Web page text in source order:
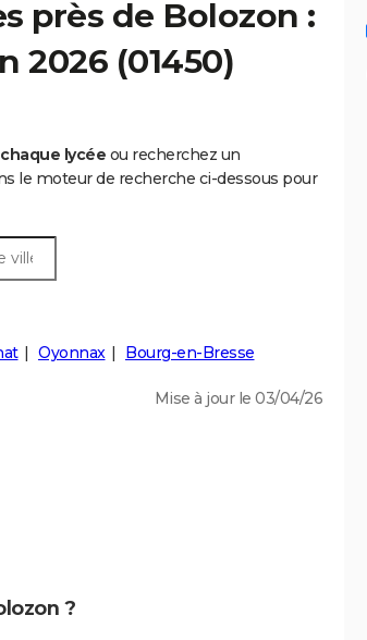
près de Bolozon :
2026 (01450)
lycée ou recherchez un
le moteur de recherche ci-dessous pour
Oyonnax Bourg-en-Bresse
Mise à jour le 03/04/26
?